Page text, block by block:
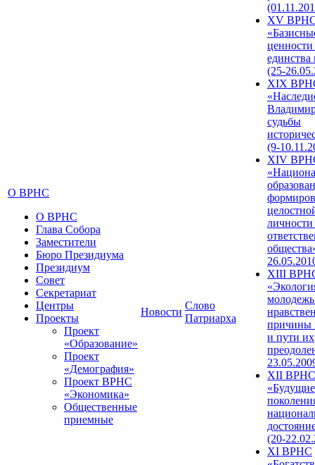
О ВРНС
О ВРНС
Глава Собора
Заместители
Бюро Президиума
Президиум
Совет
Секретариат
Центры
Проекты
Проект
«Образование»
Проект
«Демография»
Проект ВРНС
«Экономика»
Общественные
приемные
Новости
Слово
Патриарха
XV
единства
(25-
XIX
судьбы
(9-
XIV
XIII
причины
и пути их
XII ВРНС
«Будущие
(20-
XI ВРНС